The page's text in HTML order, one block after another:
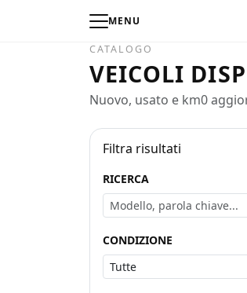
MENU
CATALOGO
VEICOLI
Nuovo, usato e km0
Filtra risultati
RICERCA
CONDIZIONE